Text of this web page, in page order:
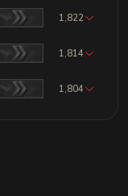
1,822
1,814
1,804